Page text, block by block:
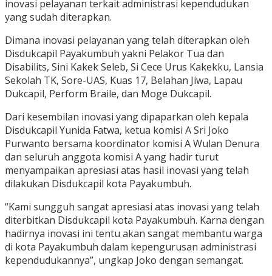
inovasi pelayanan terkait administrasi kependudukan
yang sudah diterapkan.
Dimana inovasi pelayanan yang telah diterapkan oleh
Disdukcapil Payakumbuh yakni Pelakor Tua dan
Disabilits, Sini Kakek Seleb, Si Cece Urus Kakekku, Lansia
Sekolah TK, Sore-UAS, Kuas 17, Belahan Jiwa, Lapau
Dukcapil, Perform Braile, dan Moge Dukcapil.
Dari kesembilan inovasi yang dipaparkan oleh kepala
Disdukcapil Yunida Fatwa, ketua komisi A Sri Joko
Purwanto bersama koordinator komisi A Wulan Denura
dan seluruh anggota komisi A yang hadir turut
menyampaikan apresiasi atas hasil inovasi yang telah
dilakukan Disdukcapil kota Payakumbuh.
“Kami sungguh sangat apresiasi atas inovasi yang telah
diterbitkan Disdukcapil kota Payakumbuh. Karna dengan
hadirnya inovasi ini tentu akan sangat membantu warga
di kota Payakumbuh dalam kepengurusan administrasi
kependudukannya”, ungkap Joko dengan semangat.